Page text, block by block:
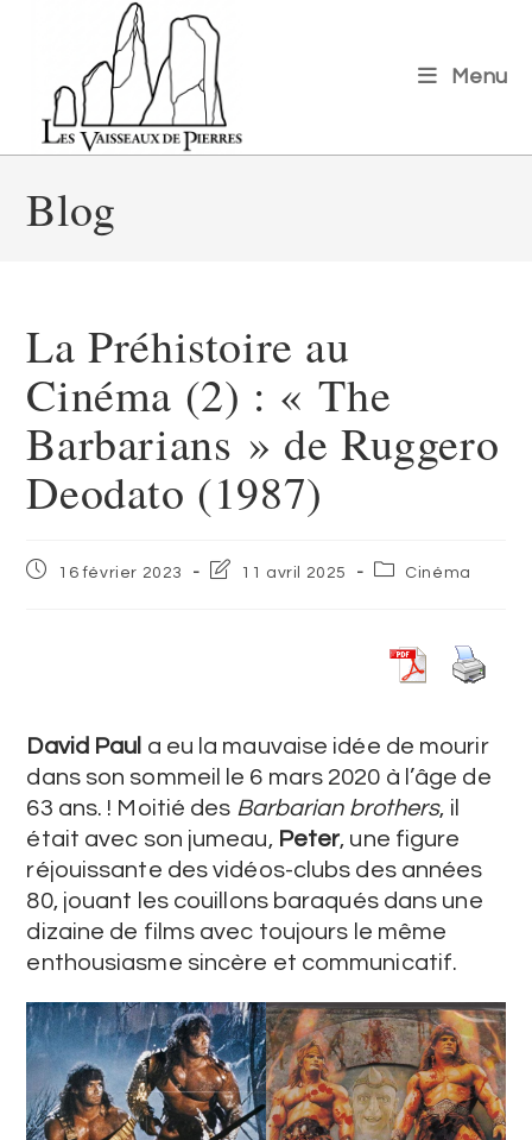
Menu
Blog
La Préhistoire au
Cinéma (2) : « The
Barbarians » de Ruggero
Deodato (1987)
16 février 2023 11 avril 2025 Cinéma
David Paul a eu la mauvaise idée de mourir
dans son sommeil le 6 mars 2020 à l’âge de
63 ans. ! Moitié des Barbarian brothers, il
était avec son jumeau, Peter, une figure
réjouissante des vidéos-clubs des années
80, jouant les couillons baraqués dans une
dizaine de films avec toujours le même
enthousiasme sincère et communicatif.